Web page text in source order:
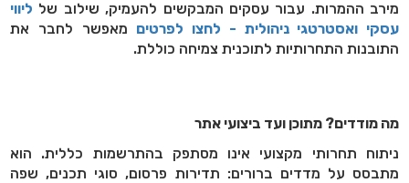
מירב ההמרות. עבור עסקים המבקשים להעמיק, שילוב שלליווי
עסקי ואסטרטגי ניהולית - לחצו לפרטיםמאפשר לחבר את
התובנות התחרותיות לתוכנית צמיחה כוללת.
מה מודדים? מתוכן ועד ביצועי אתר
ניתוח תחרותי מקצועי אינו מסתפק בהתרשמות כללית. הוא
מתבסס על מדדים ברורים: תדירות פרסום, סוגי תכנים, שפה